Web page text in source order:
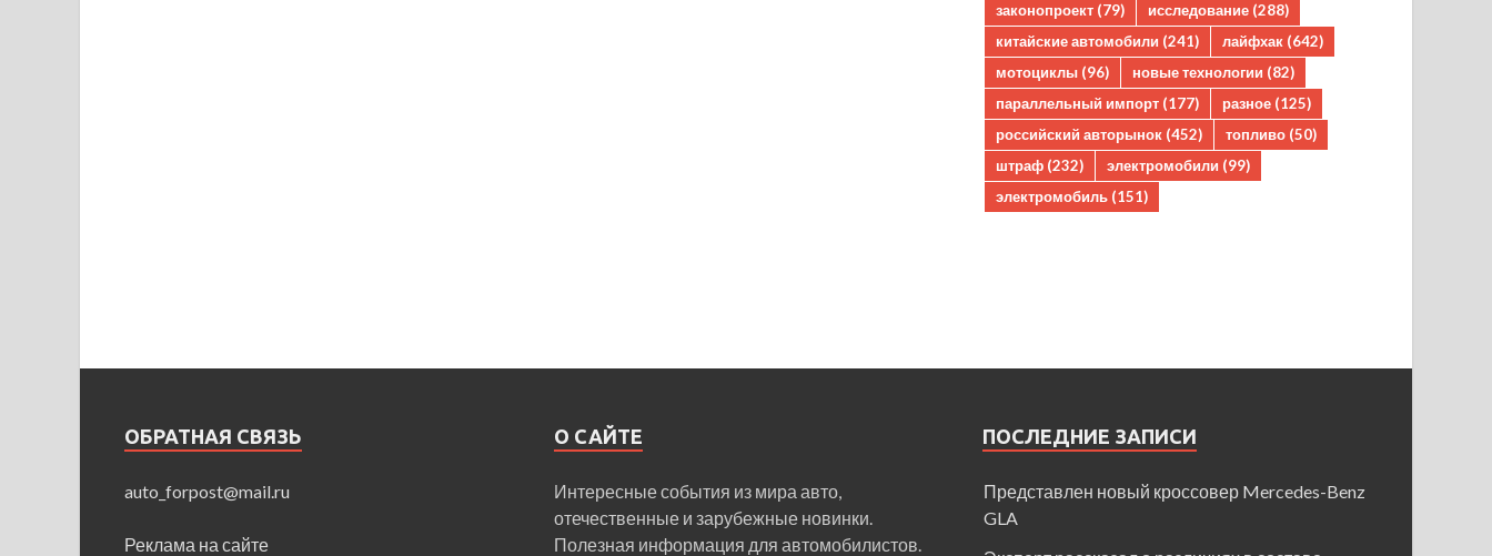
законопроект (79) исследование (288)
китайские автомобили (241) лайфхак (642)
мотоциклы (96) новые технологии (82)
параллельный импорт (177) разное (125)
российский авторынок (452) топливо (50)
штраф (232) электромобили (99)
электромобиль (151)
ОБРАТНАЯ СВЯЗЬ
auto_forpost@mail.ru
Реклама на сайте
О САЙТЕ
Интересные события из мира авто,
отечественные и зарубежные новинки.
Полезная информация для автомобилистов.
ПОСЛЕДНИЕ ЗАПИСИ
Представлен новый кроссовер Mercedes-Benz
GLA